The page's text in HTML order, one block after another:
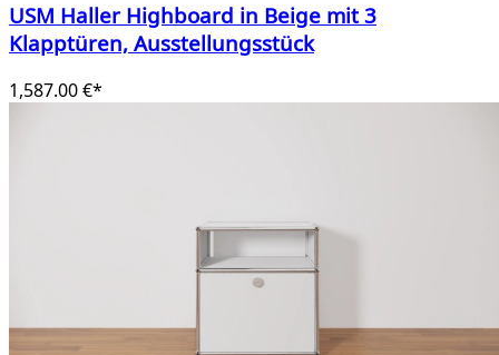
USM Haller Highboard in Beige mit 3
Klapptüren, Ausstellungsstück
1,587.00 €*